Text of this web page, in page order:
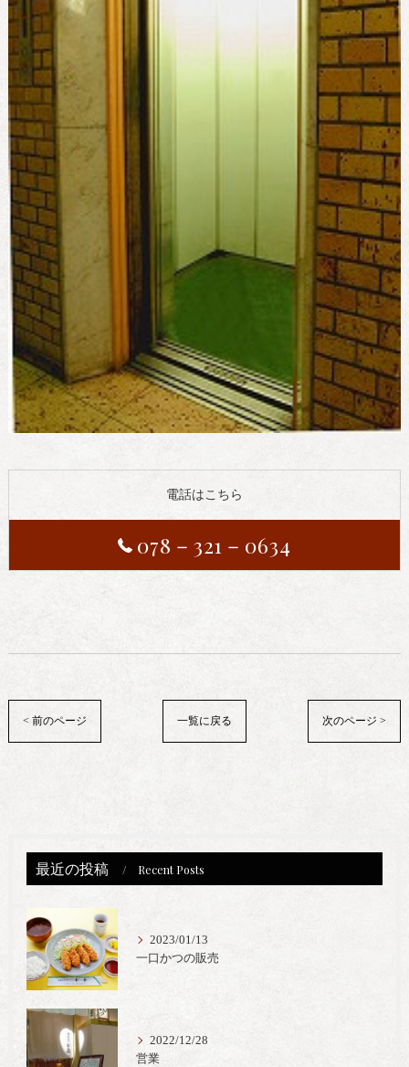
電話はこちら
078－321－0634
< 前のページ 一覧に戻る 次のページ >
最近の投稿 Recent Posts
2023/01/13
一口かつの販売
2022/12/28
営業